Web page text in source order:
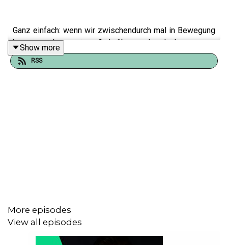
Ganz einfach: wenn wir zwischendurch mal in Bewegung
kommen, ohne erst groß darüber nachzudenken, warum
wir es tun, kommen Dinge in Bewegung. Veränderungen,
Lektionen, neu errungene Weisheit. Ganz egal, was am
+ exklusive Podcast-Folgen in voller Länge
Show more
RSS
More episodes
View all episodes